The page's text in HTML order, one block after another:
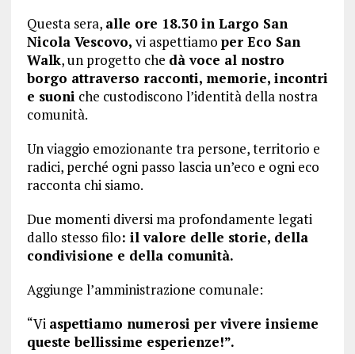
Questa sera, alle ore 18.30 in Largo San
Nicola Vescovo, vi aspettiamo per Eco San
Walk, un progetto che dà voce al nostro
borgo attraverso racconti, memorie, incontri
e suoni che custodiscono l’identità della nostra
comunità.
Un viaggio emozionante tra persone, territorio e
radici, perché ogni passo lascia un’eco e ogni eco
racconta chi siamo.
Due momenti diversi ma profondamente legati
dallo stesso filo: il valore delle storie, della
condivisione e della comunità.
Aggiunge l’amministrazione comunale:
“Vi aspettiamo numerosi per vivere insieme
queste bellissime esperienze!”.